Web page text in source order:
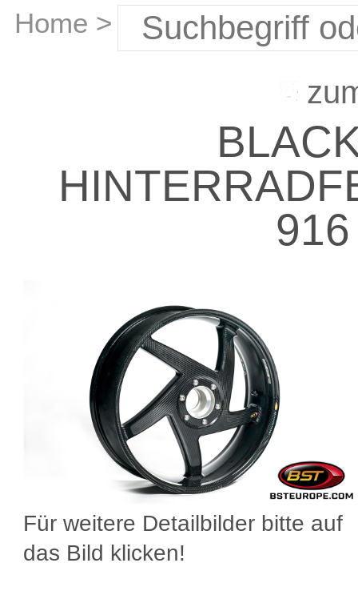
Home >
Für weitere Detailbilder bitte auf
das Bild klicken!